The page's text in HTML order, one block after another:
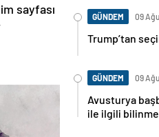
sayfası
GÜNDEM 09
Trump’tan
GÜNDEM 09
Avusturya
ile ilgili